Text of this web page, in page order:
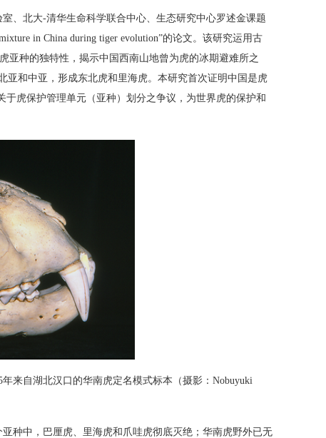
、北大-清华生命科学联合中心、生态研究中心罗述金课题
in China during tiger evolution”的论文。该研究运用古
亚种的独特性，揭示中国西南山地曾为虎的冰期避难所之
和中亚，形成东北虎和里海虎。本研究首次证明中国是虎
虎保护管理单元（亚种）划分之争议，为世界虎的保护和
年来自湖北汉口的华南虎定名模式标本（摄影：Nobuyuki
种中，巴厘虎、里海虎和爪哇虎彻底灭绝；华南虎野外已无